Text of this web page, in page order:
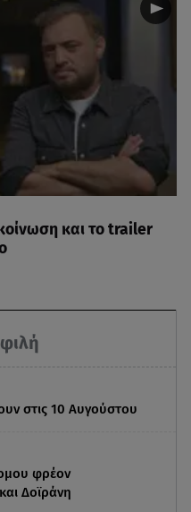
στις 10 Αυγούστου
φρέον
Δοϊράνη
και το trailer